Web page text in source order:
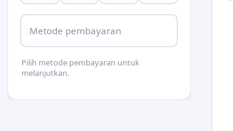
Metode pembayaran
Pilih metode pembayaran untuk
melanjutkan.